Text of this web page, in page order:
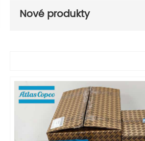
Nové produkty